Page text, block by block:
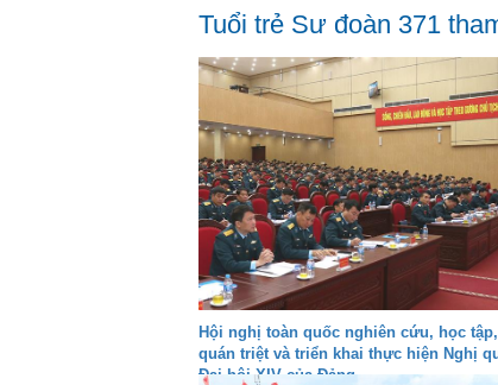
Tuổi trẻ Sư đoàn 371
Hội nghị toàn quốc nghiên cứu, học tập,
quán triệt và triển khai thực hiện Nghị
Đại hội XIV của Đảng